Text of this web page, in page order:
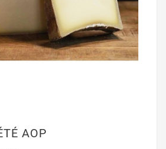
AOP